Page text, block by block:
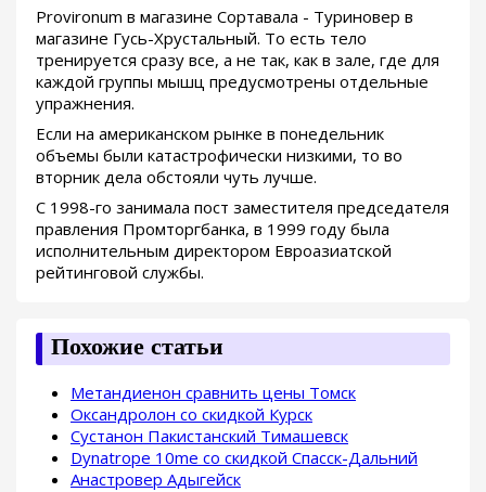
Provironum в магазине Сортавала - Туриновер в
магазине Гусь-Хрустальный. То есть тело
тренируется сразу все, а не так, как в зале, где для
каждой группы мышц предусмотрены отдельные
упражнения.
Если на американском рынке в понедельник
объемы были катастрофически низкими, то во
вторник дела обстояли чуть лучше.
С 1998-го занимала пост заместителя председателя
правления Промторгбанка, в 1999 году была
исполнительным директором Евроазиатской
рейтинговой службы.
Похожие статьи
Метандиенон сравнить цены Томск
Оксандролон со скидкой Курск
Сустанон Пакистанский Тимашевск
Dynatrope 10me со скидкой Спасск-Дальний
Анастровер Адыгейск